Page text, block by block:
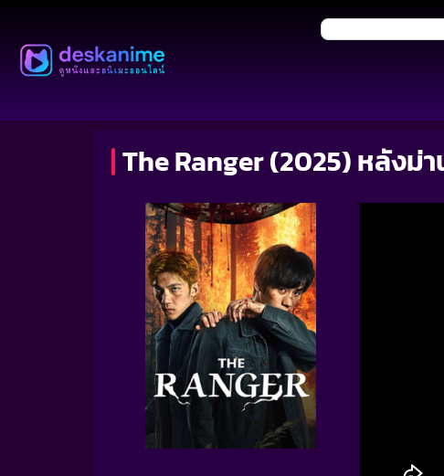
The Ranger (2025) หลังม่า